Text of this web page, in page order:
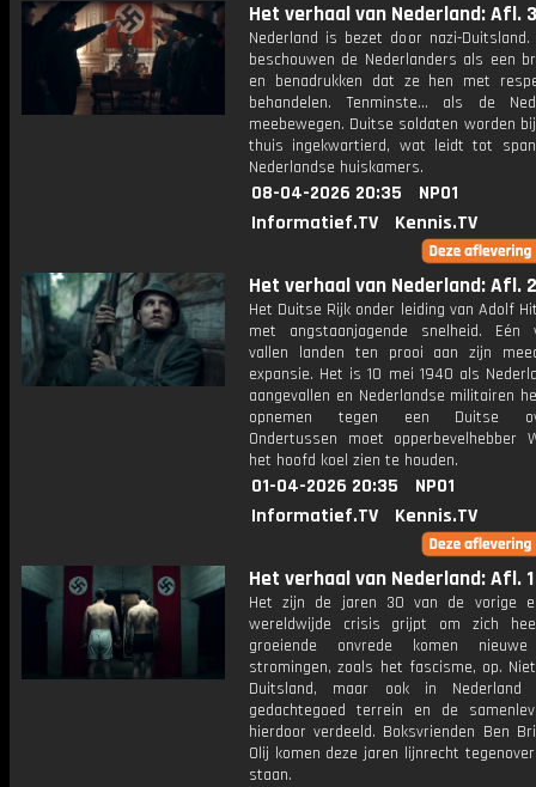
Het verhaal van Nederland: Afl. 3
Nederland is bezet door nazi-
beschouwen de Nederlanders als een
en benadrukken dat ze hen met
behandelen. Tenminste... als de
meebewegen. Duitse soldaten worden
thuis ingekwartierd, wat leidt tot
Nederlandse huiskamers.
08-04-2026 20:35
NPO1
Informatief.TV
Kennis.TV
Het verhaal van Nederland: Afl. 2
Het Duitse Rijk onder leiding van Adolf
met angstaanjagende snelheid. Eén
vallen landen ten prooi aan zijn
expansie. Het is 10 mei 1940 als
aangevallen en Nederlandse militairen
opnemen tegen een Duitse
Ondertussen moet opperbevelhebber
het hoofd koel zien te houden.
01-04-2026 20:35
NPO1
Informatief.TV
Kennis.TV
Het verhaal van Nederland: Afl. 1
Het zijn de jaren 30 van de vorige
wereldwijde crisis grijpt om zich
groeiende onvrede komen
stromingen, zoals het fascisme, op.
Duitsland, maar ook in
gedachtegoed terrein en de
hierdoor verdeeld. Boksvrienden Ben
Olij komen deze jaren lijnrecht
staan.